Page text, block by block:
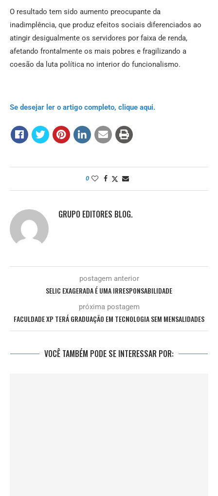
O resultado tem sido aumento preocupante da
inadimplência, que produz efeitos sociais diferenciados ao
atingir desigualmente os servidores por faixa de renda,
afetando frontalmente os mais pobres e fragilizando a
coesão da luta política no interior do funcionalismo.
Se desejar ler o artigo completo, clique aqui.
0
GRUPO EDITORES BLOG.
postagem anterior
SELIC EXAGERADA É UMA IRRESPONSABILIDADE
próxima postagem
FACULDADE XP TERÁ GRADUAÇÃO EM TECNOLOGIA SEM MENSALIDADES
VOCÊ TAMBÉM PODE SE INTERESSAR POR: